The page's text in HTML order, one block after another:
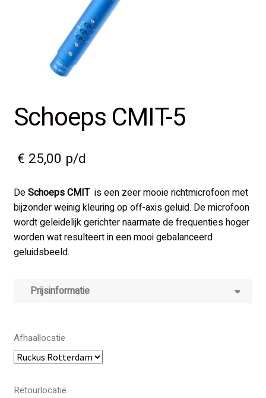
Schoeps CMIT-5
€ 25,00 p/d
DeSchoeps CMITis een zeer mooie richtmicrofoon met
bijzonder weinig kleuring op off-axis geluid. De microfoon
wordt geleidelijk gerichter naarmate de frequenties hoger
worden wat resulteert in een mooi gebalanceerd
geluidsbeeld.
Prijsinformatie
Afhaallocatie
Retourlocatie